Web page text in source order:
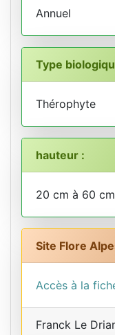
Annuel
Type
Thérophyte
hauteur :
20 cm à 60 cm
Site Flore
Accès à la
Franck Le